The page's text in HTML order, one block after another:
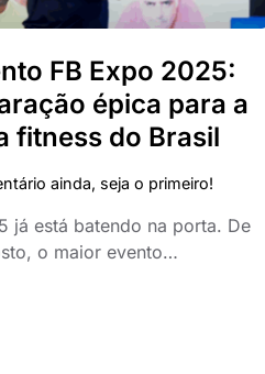
FB Expo 2025:
épica para a
fitness do Brasil
ainda, seja o primeiro!
já está batendo na porta. De
o maior evento…